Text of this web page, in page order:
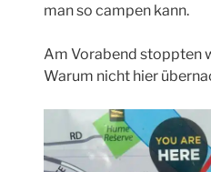
man so campen kann.
Am Vorabend stoppten
Warum nicht hier